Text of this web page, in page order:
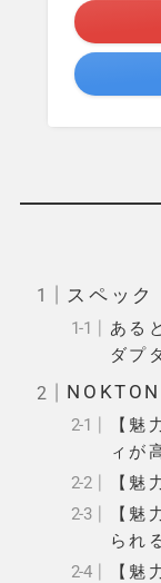
スペック
ある
ダプ
【魅
ィが
【魅
【
られ
【魅